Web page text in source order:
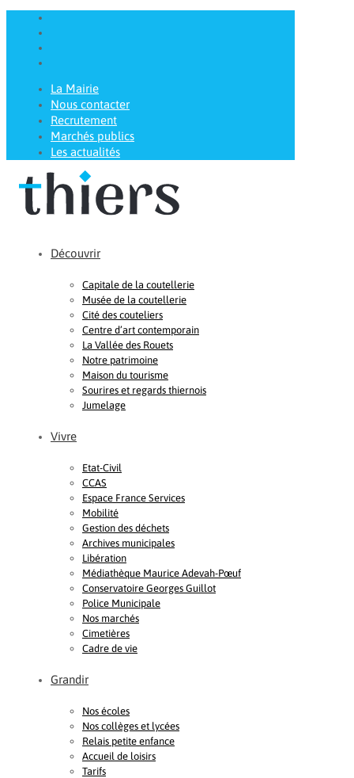
La Mairie
Nous contacter
Recrutement
Marchés publics
Les actualités
Découvrir
Capitale de la coutellerie
Musée de la coutellerie
Cité des couteliers
Centre d’art contemporain
La Vallée des Rouets
Notre patrimoine
Maison du tourisme
Sourires et regards thiernois
Jumelage
Vivre
Etat-Civil
CCAS
Espace France Services
Mobilité
Gestion des déchets
Archives municipales
Libération
Médiathèque Maurice Adevah-Pœuf
Conservatoire Georges Guillot
Police Municipale
Nos marchés
Cimetières
Cadre de vie
Grandir
Nos écoles
Nos collèges et lycées
Relais petite enfance
Accueil de loisirs
Tarifs